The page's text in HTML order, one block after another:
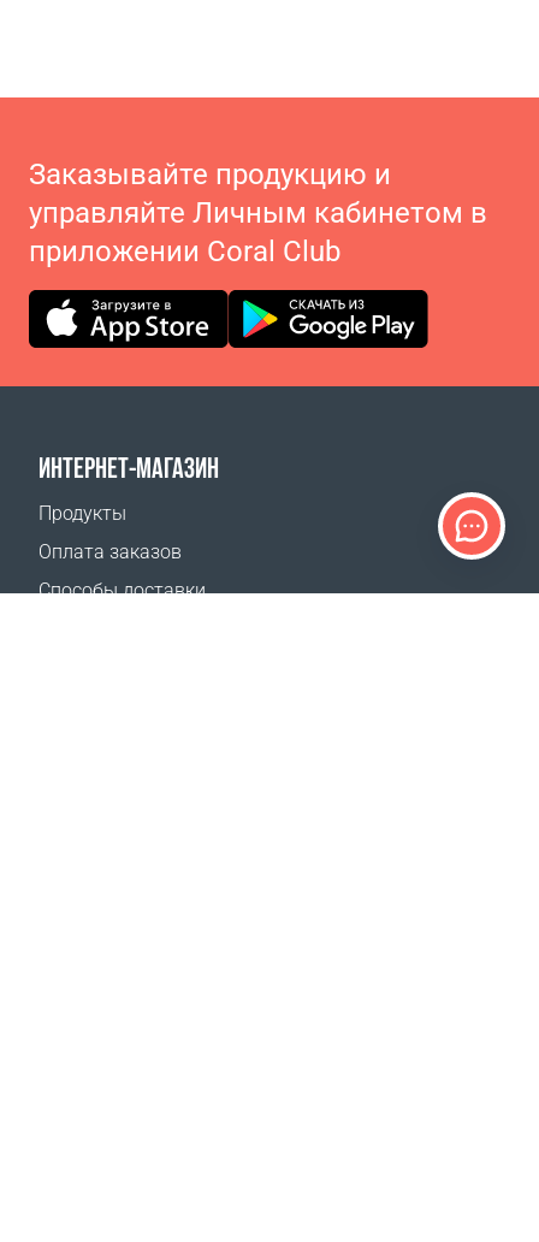
Заказывайте продукцию и
управляйте Личным кабинетом в
приложении Coral Club
ИНТЕРНЕТ-МАГАЗИН
Продукты
Оплата заказов
Способы доставки